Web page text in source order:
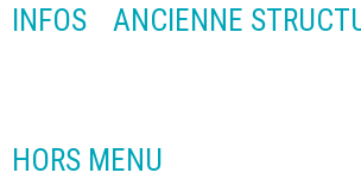
INFOS ANCIENNE
HORS MENU